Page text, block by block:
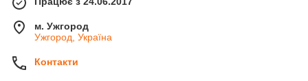
м. Ужгород
Ужгород, Україна
Контакти